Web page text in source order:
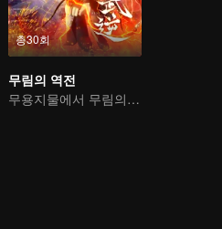
총30회
무림의 역전
무용지물에서 무림의 고수로